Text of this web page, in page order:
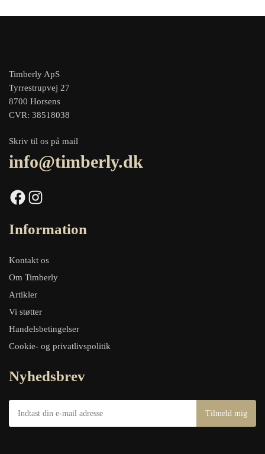
Timberly ApS
Tyrrestrupvej 27
8700 Horsens
CVR: 38518038
Skriv til os på mail
info@timberly.dk
Facebook Instagram
Information
Kontakt os
Om Timberly
Artikler
Vi støtter
Handelsbetingelser
Cookie- og privatlivspolitik
Nyhedsbrev